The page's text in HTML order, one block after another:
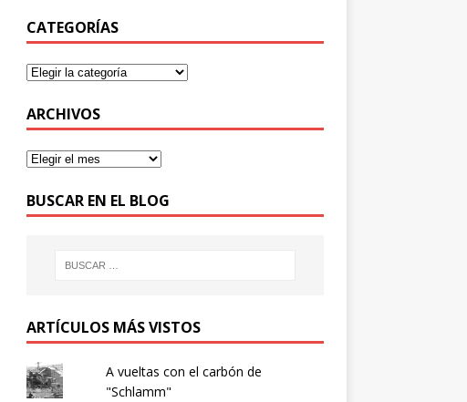
CATEGORÍAS
ARCHIVOS
BUSCAR EN EL BLOG
ARTÍCULOS MÁS VISTOS
A vueltas con el carbón de
"Schlamm"